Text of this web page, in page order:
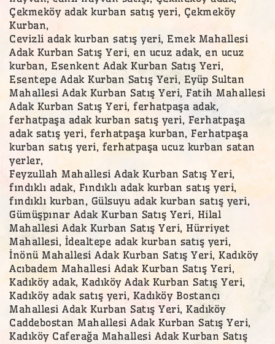
Çekmeköy adak kurban satış yeri, Çekmeköy
Kurban,
Cevizli adak kurban satış yeri, Emek Mahallesi
Adak Kurban Satış Yeri, en ucuz adak, en ucuz
kurban, Esenkent Adak Kurban Satış Yeri,
Esentepe Adak Kurban Satış Yeri, Eyüp Sultan
Mahallesi Adak Kurban Satış Yeri, Fatih Mahallesi
Adak Kurban Satış Yeri, ferhatpaşa adak,
ferhatpaşa adak kurban satış yeri, Ferhatpaşa
adak satış yeri, ferhatpaşa kurban, Ferhatpaşa
kurban satış yeri, ferhatpaşa ucuz kurban satan
yerler,
Feyzullah Mahallesi Adak Kurban Satış Yeri,
fındıklı adak, Fındıklı adak kurban satış yeri,
fındıklı kurban, Gülsuyu adak kurban satış yeri,
Gümüşpınar Adak Kurban Satış Yeri, Hilal
Mahallesi Adak Kurban Satış Yeri, Hürriyet
Mahallesi, İdealtepe adak kurban satış yeri,
İnönü Mahallesi Adak Kurban Satış Yeri, Kadıköy
Acıbadem Mahallesi Adak Kurban Satış Yeri,
Kadıköy adak, Kadıköy Adak Kurban Satış Yeri,
Kadıköy adak satış yeri, Kadıköy Bostancı
Mahallesi Adak Kurban Satış Yeri, Kadıköy
Caddebostan Mahallesi Adak Kurban Satış Yeri,
Kadıköy Caferağa Mahallesi Adak Kurban Satış